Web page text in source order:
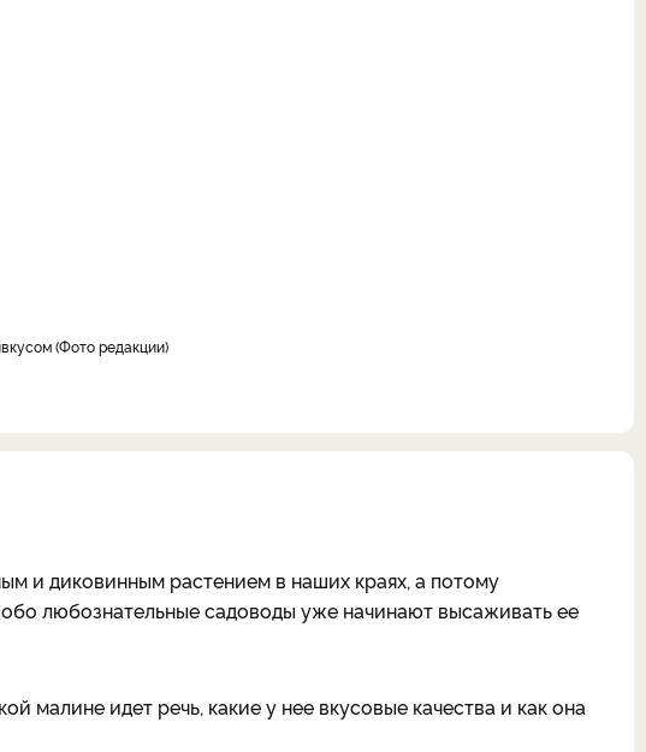
Фото редакции
и диковинным растением в наших краях, а потому
любознательные садоводы уже начинают высаживать ее
малине идет речь, какие у нее вкусовые качества и как она